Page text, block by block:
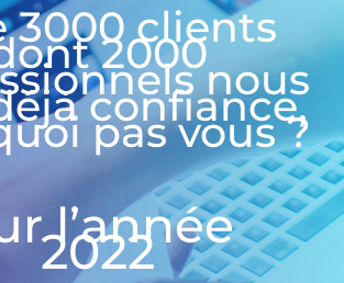
3000 clients
2000
nous
confiance,
pas vous ?
l’année
2022